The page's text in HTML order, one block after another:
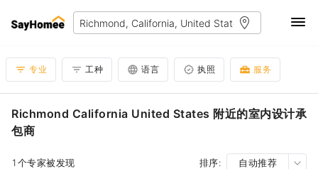
专业 工种 语言 执照 服务
Richmond California United States 附近的室内设计承
包商
1个专家被发现 排序: 自动推荐